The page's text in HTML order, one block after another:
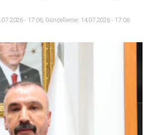
- 17:06, Güncelleme: 14.07.2026 - 17:06